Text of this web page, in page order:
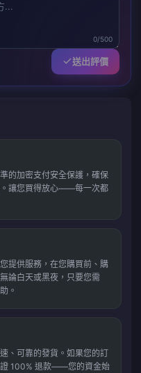
0/500
送出評價
的加密支付安全保護，確保
讓您買得放心——每一次都
提供服務，在您購買前、購
論白天或黑夜，只要您需
。
、可靠的發貨。如果您的訂
證 100% 退款——您的資金始